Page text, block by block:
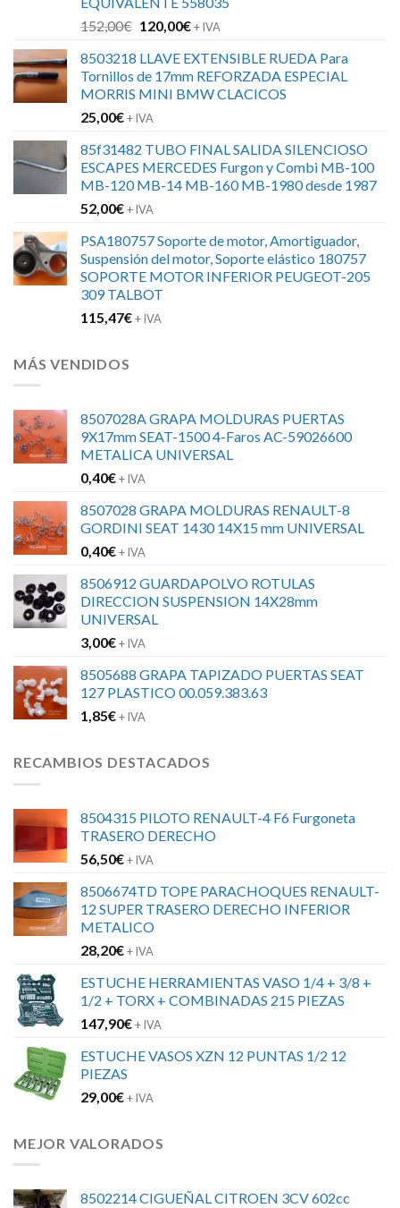
152,00€ El
original
era:
152,00€.
120,00€El
actual
es:
120,00€.
+ IVA
8503218 LLAVE EXTENSIBLE RUEDA Para
Tornillos de 17mm REFORZADA ESPECIAL
MORRIS MINI BMW CLACICOS
25,00€+ IVA
85f31482 TUBO FINAL SALIDA SILENCIOSO
ESCAPES MERCEDES Furgon y Combi MB-100
MB-120 MB-14 MB-160 MB-1980 desde 1987
52,00€+ IVA
PSA180757 Soporte de motor, Amortiguador,
Suspensión del motor, Soporte elástico 180757
SOPORTE MOTOR INFERIOR PEUGEOT-205
309 TALBOT
115,47€+ IVA
MÁS VENDIDOS
8507028A GRAPA MOLDURAS PUERTAS
9X17mm SEAT-1500 4-Faros AC-59026600
METALICA UNIVERSAL
0,40€+ IVA
8507028 GRAPA MOLDURAS RENAULT-8
GORDINI SEAT 1430 14X15 mm UNIVERSAL
0,40€+ IVA
8506912 GUARDAPOLVO ROTULAS
DIRECCION SUSPENSION 14X28mm
UNIVERSAL
3,00€+ IVA
8505688 GRAPA TAPIZADO PUERTAS SEAT
127 PLASTICO 00.059.383.63
1,85€+ IVA
RECAMBIOS DESTACADOS
8504315 PILOTO RENAULT-4 F6 Furgoneta
TRASERO DERECHO
56,50€+ IVA
8506674TD TOPE PARACHOQUES RENAULT-
12 SUPER TRASERO DERECHO INFERIOR
METALICO
28,20€+ IVA
ESTUCHE HERRAMIENTAS VASO 1/4 + 3/8 +
1/2 + TORX + COMBINADAS 215 PIEZAS
147,90€+ IVA
ESTUCHE VASOS XZN 12 PUNTAS 1/2 12
PIEZAS
29,00€+ IVA
MEJOR VALORADOS
8502214 CIGUEÑAL CITROEN 3CV 602cc